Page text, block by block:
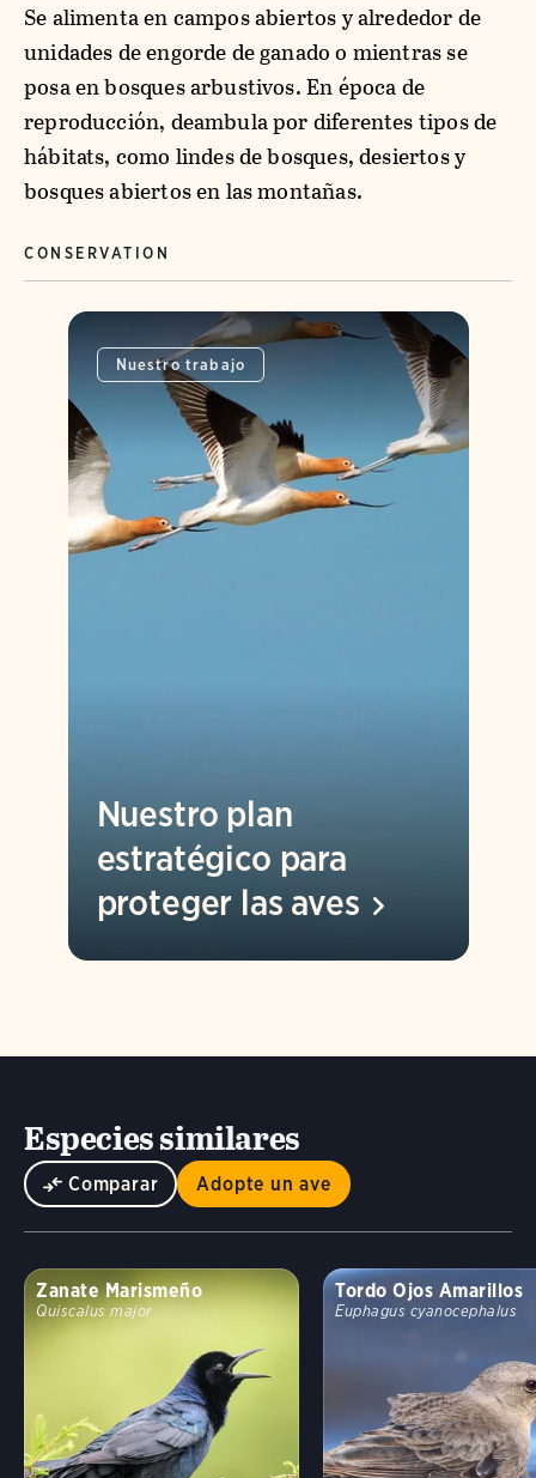
Se alimenta en campos abiertos y alrededor de
unidades de engorde de ganado o mientras se
posa en bosques arbustivos. En época de
reproducción, deambula por diferentes tipos de
hábitats, como lindes de bosques, desiertos y
bosques abiertos en las montañas.
CONSERVATION
Nuestro trabajo
Nuestro plan
estratégico para
proteger las aves
Especies similares
Comparar Adopte un ave
Zanate Marismeño
Quiscalus major
Tordo Ojos Amarillos
Euphagus cyanocephalus